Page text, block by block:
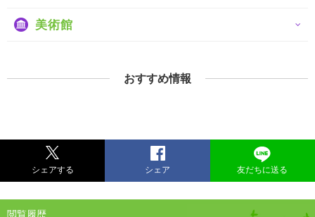
美術館
おすすめ情報
シェアする シェア 友だちに送る
閲覧履歴